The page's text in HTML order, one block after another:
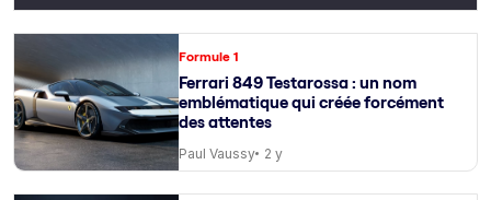
Formule 1
Ferrari 849 Testarossa : un nom
emblématique qui créée forcément
des attentes
Paul Vaussy 2 y